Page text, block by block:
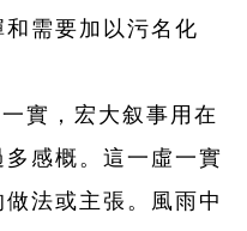
需要加以污名化
實，宏大叙事用在
感概。這一虛一實
法或主張。風雨中